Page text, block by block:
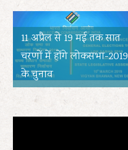
11 अप्रैल से 19 मई तक सात
चरणों में होंगे लोकसभा-2019
के चुनाव